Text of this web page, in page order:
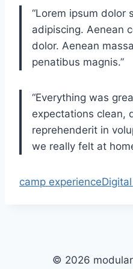
“Lorem ipsum dolor
adipiscing. Aenean
dolor. Aenean
penatibus magnis.”
“Everything was
expectations clean,
reprehenderit in
we really felt at
camp experience
© 2026